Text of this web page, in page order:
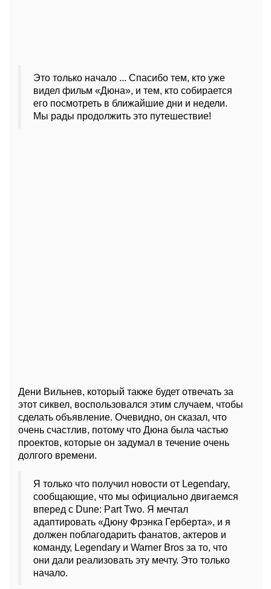
Это только начало ... Спасибо тем, кто уже
видел фильм «Дюна», и тем, кто собирается
его посмотреть в ближайшие дни и недели.
Мы рады продолжить это путешествие!
Дени Вильнев, который также будет отвечать за
этот сиквел, воспользовался этим случаем, чтобы
сделать объявление. Очевидно, он сказал, что
очень счастлив, потому что Дюна была частью
проектов, которые он задумал в течение очень
долгого времени.
Я только что получил новости от Legendary,
сообщающие, что мы официально двигаемся
вперед с Dune: Part Two. Я мечтал
адаптировать «Дюну Фрэнка Герберта», и я
должен поблагодарить фанатов, актеров и
команду, Legendary и Warner Bros за то, что
они дали реализовать эту мечту. Это только
начало.